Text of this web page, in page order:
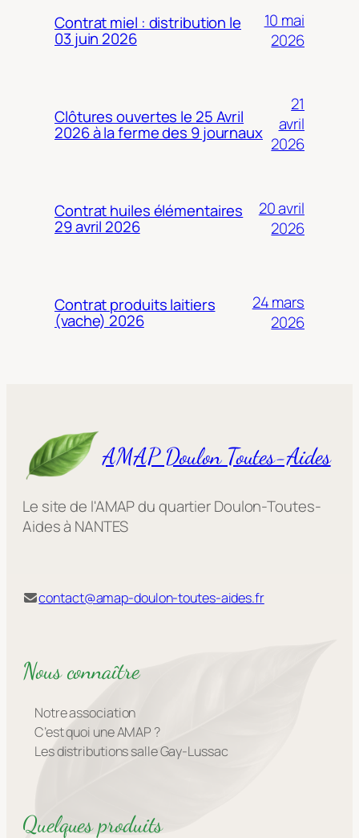
Contrat miel : distribution le
03 juin 2026
10 mai
2026
Clôtures ouvertes le 25 Avril
2026 à la ferme des 9 journaux
21
avril
2026
Contrat huiles élémentaires
29 avril 2026
20 avril
2026
Contrat produits laitiers
(vache) 2026
24 mars
2026
AMAP Doulon Toutes-Aides
Le site de l'AMAP du quartier Doulon-Toutes-
Aides à NANTES
contact@amap-doulon-toutes-aides.fr
Nous connaître
Notre association
C’est quoi une AMAP ?
Les distributions salle Gay-Lussac
Quelques produits